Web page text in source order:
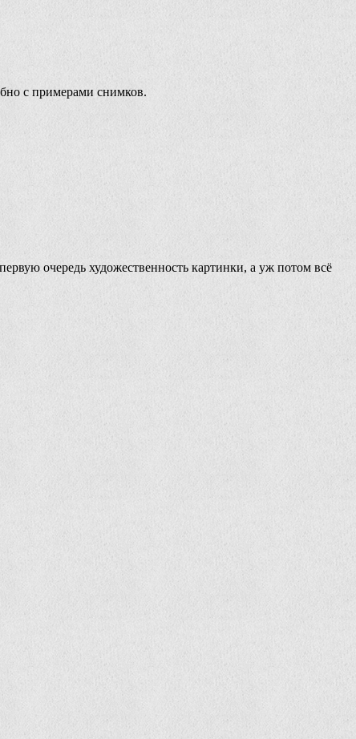
с примерами снимков.
очередь художественность картинки, а уж потом всё